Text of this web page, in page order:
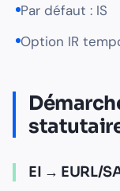
Par défaut : IS
Option IR
EI → EURL/